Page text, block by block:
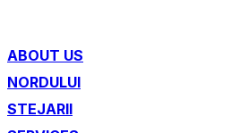
ABOUT US
NORDULUI
STEJARII